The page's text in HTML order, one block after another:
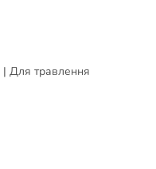
| Для травлення